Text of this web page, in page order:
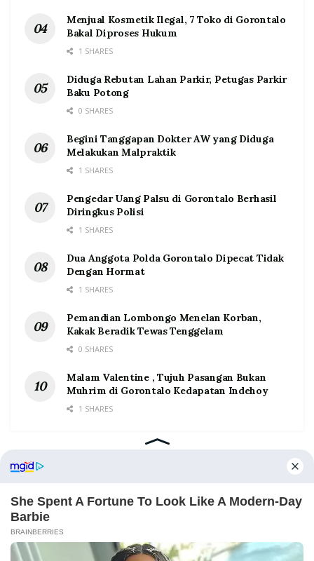
Menjual Kosmetik Ilegal, 7 Toko di Gorontalo
Bakal Diproses Hukum
1 SHARES
Diduga Rebutan Lahan Parkir, Petugas Parkir
Baku Potong
0 SHARES
Begini Tanggapan Dokter AW yang Diduga
Melakukan Malpraktik
1 SHARES
Pengedar Uang Palsu di Gorontalo Berhasil
Diringkus Polisi
1 SHARES
Dua Anggota Polda Gorontalo Dipecat Tidak
Dengan Hormat
1 SHARES
Pemandian Lombongo Menelan Korban,
Kakak Beradik Tewas Tenggelam
0 SHARES
Malam Valentine , Tujuh Pasangan Bukan
Muhrim di Gorontalo Kedapatan Indehoy
1 SHARES
Home Tentang Kontak Redaksi Pedoman Media Siber